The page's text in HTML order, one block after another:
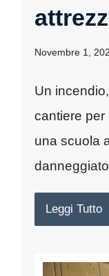
Novembre 1,
Un
cantiere per
una scuola
Leggi Tutto